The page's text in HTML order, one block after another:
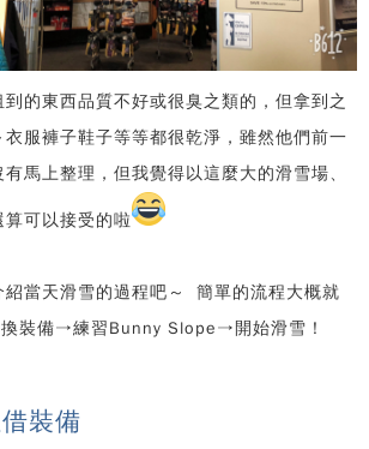
的東西品質不好或很臭之類的，但拿到之
服褲子鞋子等等都很乾淨，雖然他們前一
馬上整理，但我覺得以這麼大的滑雪場、
可以接受的啦
紹當天滑雪的過程吧～ 簡單的流程大概就
裝備→練習Bunny Slope→開始滑雪！
裝備